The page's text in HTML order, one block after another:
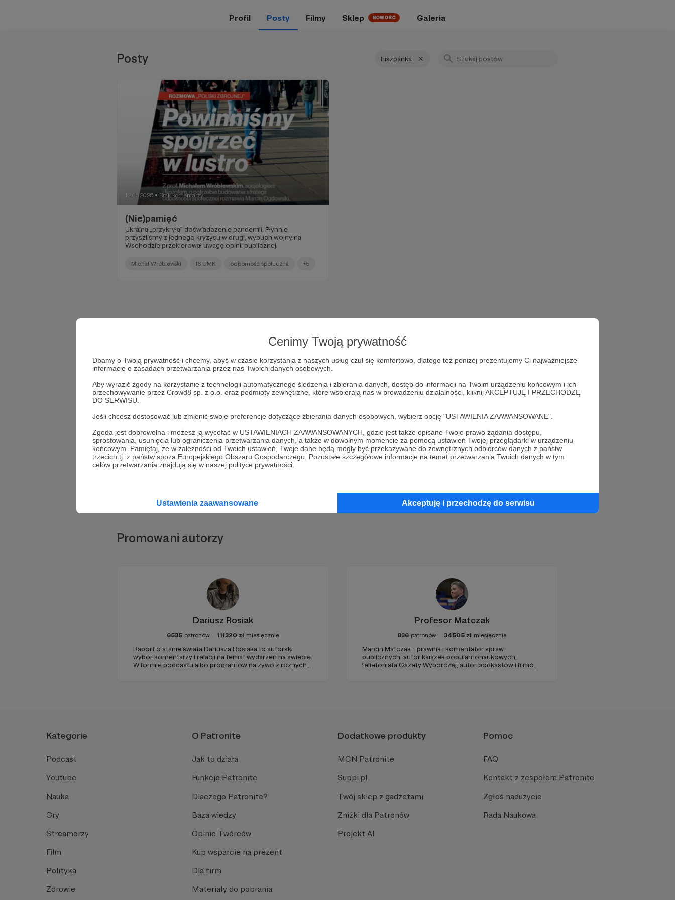
Cenimy Twoją prywatność
Dbamy o Twoją prywatność i chcemy, abyś w czasie korzystania z naszych usług czuł się komfortowo, dlatego też poniżej prezentujemy Ci najważniejsze
informacje o zasadach przetwarzania przez nas Twoich danych osobowych.
Aby wyrazić zgody na korzystanie z technologii automatycznego śledzenia i zbierania danych, dostęp do informacji na Twoim urządzeniu końcowym i ich
przechowywanie przez Crowd8 sp. z o.o. oraz podmioty zewnętrzne, które wspierają nas w prowadzeniu działalności, kliknij AKCEPTUJĘ I PRZECHODZĘ
DO SERWISU.
Jeśli chcesz dostosować lub zmienić swoje preferencje dotyczące zbierania danych osobowych, wybierz opcję "USTAWIENIA ZAAWANSOWANE".
Zgoda jest dobrowolna i możesz ją wycofać w USTAWIENIACH ZAAWANSOWANYCH, gdzie jest także opisane Twoje prawo żądania dostępu,
sprostowania, usunięcia lub ograniczenia przetwarzania danych, a także w dowolnym momencie za pomocą ustawień Twojej przeglądarki w urządzeniu
końcowym. Pamiętaj, że w zależności od Twoich ustawień, Twoje dane będą mogły być przekazywane do zewnętrznych odbiorców danych z państw
trzecich tj. z państw spoza Europejskiego Obszaru Gospodarczego. Pozostałe szczegółowe informacje na temat przetwarzania Twoich danych w tym
celów przetwarzania znajdują się w naszej polityce prywatności.
Ustawienia zaawansowane Akceptuję i przechodzę do serwisu
Profil Posty Filmy Sklep NOWOŚĆ Galeria
Posty hiszpanka
12.05.2025 ● Brak komentarzy
(Nie)pamięć
Ukraina „przykryła” doświadczenie pandemii. Płynnie
przyszliśmy z jednego kryzysu w drugi, wybuch wojny na
Wschodzie przekierował uwagę opinii publicznej.
Michał Wróblewski IS UMK odporność społeczna +5
Dołącz do grona Patronów!
Wesprzyj działalność AutoraMarcin Ogdowskijuż teraz!
Promowani autorzy
Dariusz Rosiak
6535 patronów 111320 zł miesięcznie
Raport o stanie świata Dariusza Rosiaka to autorski
wybór komentarzy i relacji na temat wydarzeń na świecie.
W formie podcastu albo programów na żywo z różnych
Profesor Matczak
836 patronów 34505 zł miesięcznie
Marcin Matczak - prawnik i komentator spraw
publicznych, autor książek popularnonaukowych,
felietonista Gazety Wyborczej, autor podkastów i filmów
Kategorie
Podcast
Youtube
Nauka
Gry
Streamerzy
Film
Polityka
Zdrowie
O Patronite
Jak to działa
Funkcje Patronite
Dlaczego Patronite?
Baza wiedzy
Opinie Twórców
Kup wsparcie na prezent
Dla firm
Materiały do pobrania
Dodatkowe produkty
MCN Patronite
Suppi.pl
Twój sklep z gadżetami
Zniżki dla Patronów
Projekt AI
Pomoc
FAQ
Kontakt z zespołem Patronite
Zgłoś nadużycie
Rada Naukowa